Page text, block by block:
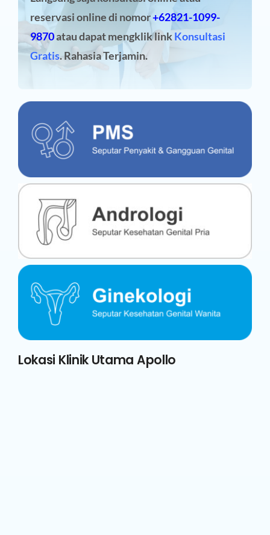
reservasi onlinedi nomor+62821-1099-
9870atau dapat mengklik linkKonsultasi
Gratis. Rahasia Terjamin.
Lokasi Klinik Utama Apollo